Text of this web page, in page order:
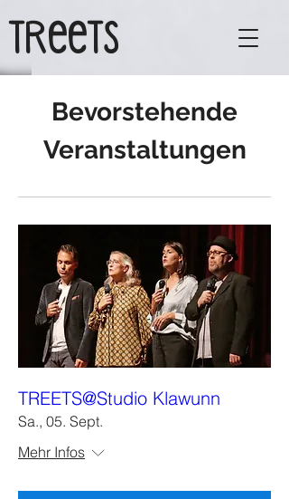
TReeTs
Bevorstehende
Veranstaltungen
TREETS@Studio Klawunn
Sa., 05. Sept.
Mehr Infos